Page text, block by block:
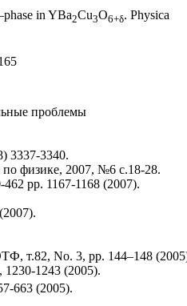
in YBa2Cu3O6+δ. Physica
проблемы
3337-3340.
физике, 2007, №6 с.18-28.
pp. 1167-1168 (2007).
т.82, No. 3, pp. 144–148
1243 (2005).
663 (2005).